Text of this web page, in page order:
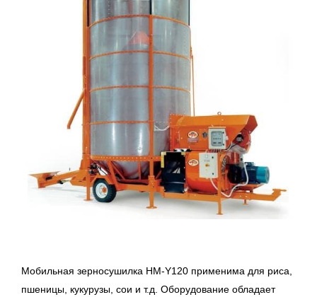
Мобильная зерносушилка HM-Y120 применима для риса,
пшеницы, кукурузы, сои и т.д. Оборудование обладает